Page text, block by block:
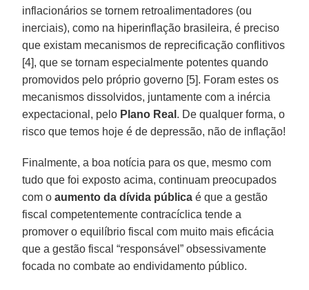
inflacionários se tornem retroalimentadores (ou
inerciais), como na hiperinflação brasileira, é preciso
que existam mecanismos de reprecificação conflitivos
[4], que se tornam especialmente potentes quando
promovidos pelo próprio governo [5]. Foram estes os
mecanismos dissolvidos, juntamente com a inércia
expectacional, pelo Plano Real . De qualquer forma, o
risco que temos hoje é de depressão, não de inflação!
Finalmente, a boa notícia para os que, mesmo com
tudo que foi exposto acima, continuam preocupados
com o aumento da dívida pública é que a gestão
fiscal competentemente contracíclica tende a
promover o equilíbrio fiscal com muito mais eficácia
que a gestão fiscal “responsável” obsessivamente
focada no combate ao endividamento público.